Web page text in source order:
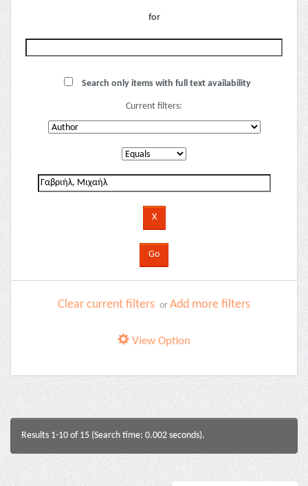
for
Search only items with full text availability
Current filters:
Clear current filters or Add more filters
View Option
Results 1-10 of 15 (Search time: 0.002 seconds).